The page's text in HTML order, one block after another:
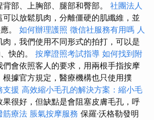
部、上胸部、腿部和臀部。 社團法人
可以放鬆肌肉，分離僵硬的肌纖維，並
。 如何辦理護照 徵信社服務有用嗎 人
肉，我們使用不同形式的拍打，可以是
快的。 按摩證照考試指導 如何找到附
們會依照客人的要求，用兩根手指按摩
據官方規定，醫療機構也只使用撲
支援 高效縮小毛孔的解決方案：縮小毛
果很好，但缺點是會阻塞皮膚毛孔，呼
筋療法 脹氣按摩服務 保羅·沃格勒發明